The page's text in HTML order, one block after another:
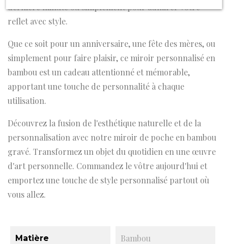
dernière minute ou simplement pour admirer votre
reflet avec style.
Que ce soit pour un anniversaire, une fête des mères, ou
simplement pour faire plaisir, ce miroir personnalisé en
bambou est un cadeau attentionné et mémorable,
apportant une touche de personnalité à chaque
utilisation.
Découvrez la fusion de l'esthétique naturelle et de la
personnalisation avec notre miroir de poche en bambou
gravé. Transformez un objet du quotidien en une œuvre
d'art personnelle. Commandez le vôtre aujourd'hui et
emportez une touche de style personnalisé partout où
vous allez.
Matière Bambou